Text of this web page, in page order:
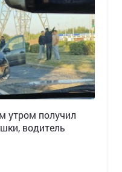
утром получил
водитель